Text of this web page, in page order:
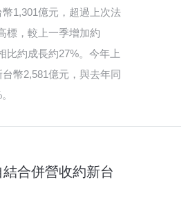
1,301億元，超過上次法
標，較上一季增加約
比約成長約27%。今年上
幣2,581億元，與去年同
合併營收約新台